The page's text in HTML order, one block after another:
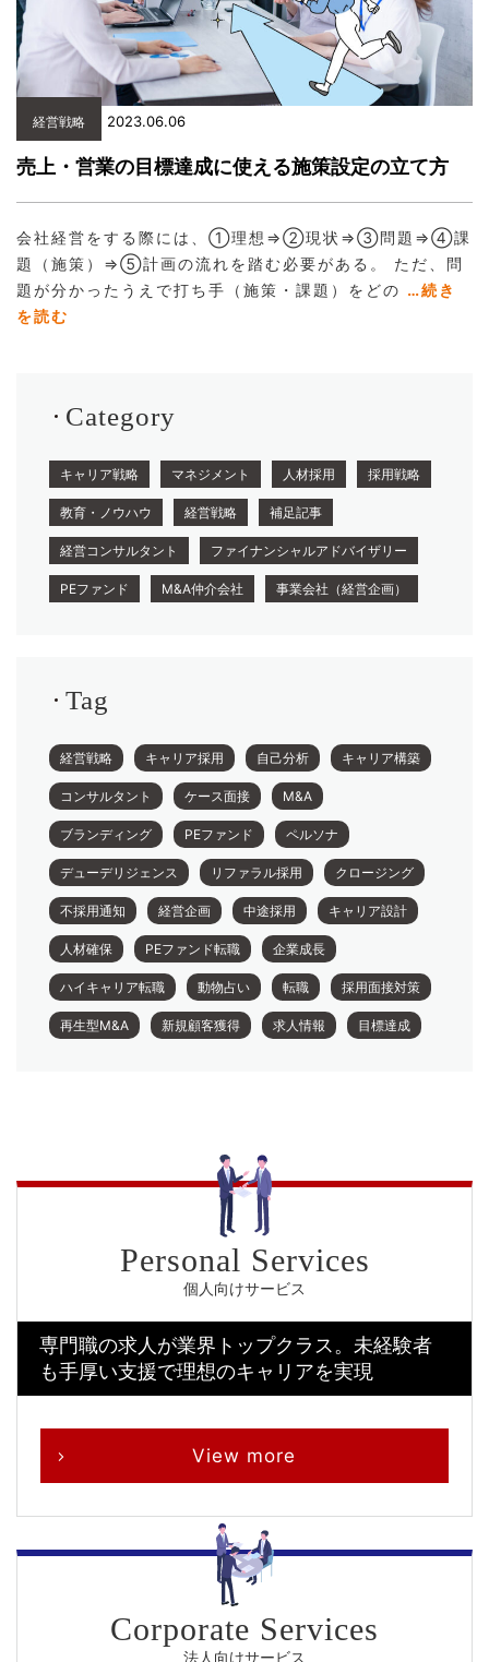
経営戦略 2023.06.06
売上・営業の目標達成に使える施策設定の立て方
会社経営をする際には、①理想⇒②現状⇒③問題⇒④課
題（施策）⇒⑤計画の流れを踏む必要がある。 ただ、問
題が分かったうえで打ち手（施策・課題）をどの …続き
を読む
Category
キャリア戦略 マネジメント 人材採用 採用戦略
教育・ノウハウ 経営戦略 補足記事
経営コンサルタント ファイナンシャルアドバイザリー
PEファンド M&A仲介会社 事業会社（経営企画）
Tag
経営戦略 キャリア採用 自己分析 キャリア構築
コンサルタント ケース面接 M&A
ブランディング PEファンド ペルソナ
デューデリジェンス リファラル採用 クロージング
不採用通知 経営企画 中途採用 キャリア設計
人材確保 PEファンド転職 企業成長
ハイキャリア転職 動物占い 転職 採用面接対策
再生型M&A 新規顧客獲得 求人情報 目標達成
個人向けサービス
専門職の求人が業界トップクラス。 未経験者
も手厚い支援で理想のキャリアを実現
View more
法人向けサービス